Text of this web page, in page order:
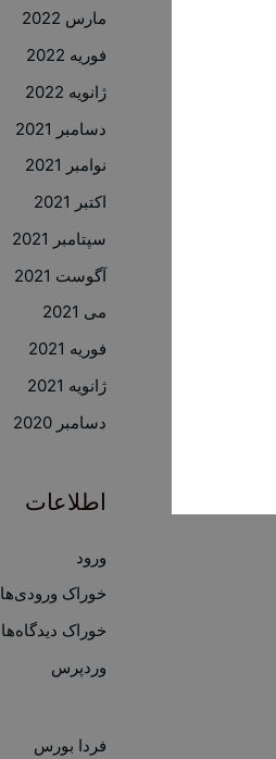
مارس 2022
فوریه 2022
ژانویه 2022
دسامبر 2021
نوامبر 2021
اکتبر 2021
سپتامبر 2021
آگوست 2021
می 2021
فوریه 2021
ژانویه 2021
دسامبر 2020
اطلاعات
ورود
خوراک ورودی‌ها
خوراک دیدگاه‌ها
وردپرس
فردا بورس